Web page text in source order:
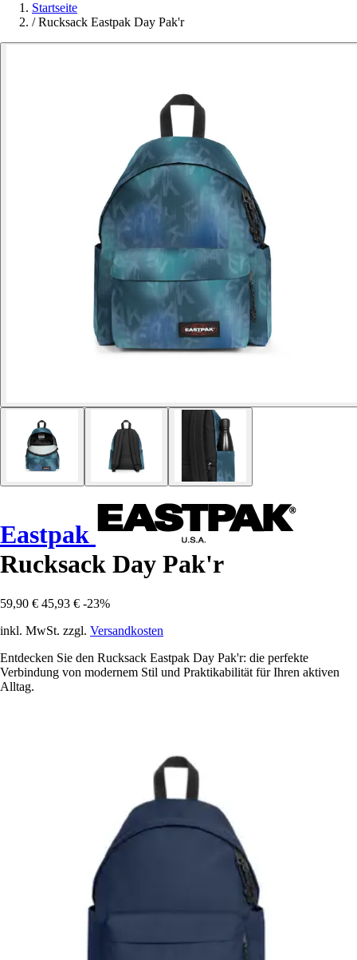
Startseite
/ Rucksack Eastpak Day Pak'r
Eastpak
Rucksack Day Pak'r
59,90 € 45,93 € -23%
inkl. MwSt. zzgl. Versandkosten
Entdecken Sie den Rucksack Eastpak Day Pak'r: die perfekte
Verbindung von modernem Stil und Praktikabilität für Ihren aktiven
Alltag.